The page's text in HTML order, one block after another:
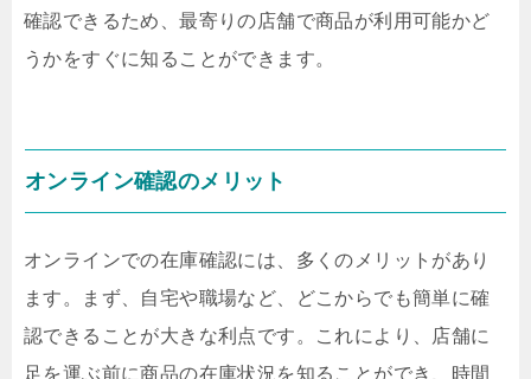
確認できるため、最寄りの店舗で商品が利用可能かど
うかをすぐに知ることができます。
オンライン確認のメリット
オンラインでの在庫確認には、多くのメリットがあり
ます。まず、自宅や職場など、どこからでも簡単に確
認できることが大きな利点です。これにより、店舗に
足を運ぶ前に商品の在庫状況を知ることができ、時間